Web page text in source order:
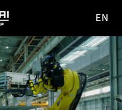
사이
이동
EN